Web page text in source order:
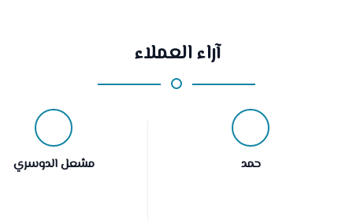
آراء العملاء
حمد مشعل الدوسري